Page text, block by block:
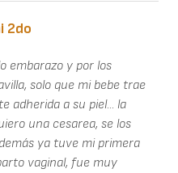
2do
embarazo y por los
solo que mi bebe trae
adherida a su piel... la
una cesarea, se los
ya tuve mi primera
vaginal, fue muy